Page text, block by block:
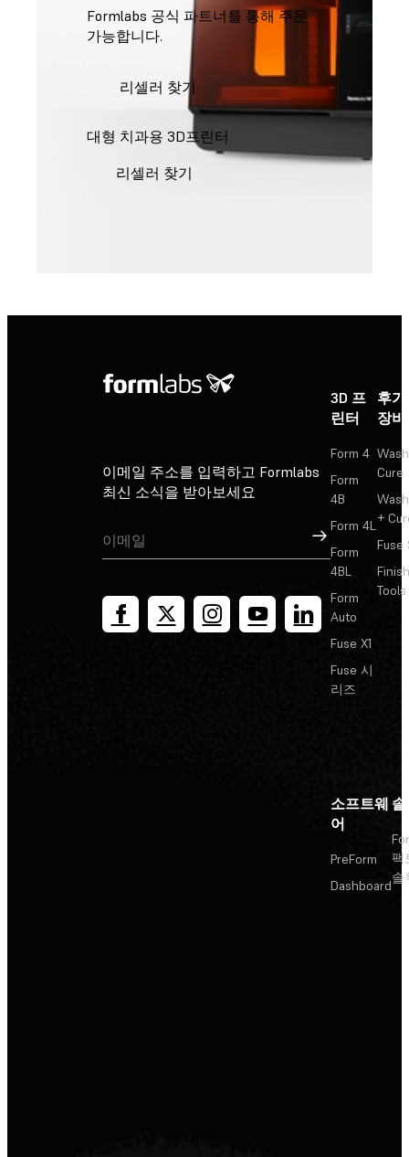
Formlabs 공식 파트너를 통해 주문
가능합니다.
리셀러 찾기
대형 치과용 3D프린터
리셀러 찾기
이메일 주소를 입력하고 Formlabs
최신 소식을 받아보세요
가입
3D 프
린터
Form 4
Form
4B
Form 4L
Form
4BL
Form
Auto
Fuse X1
Fuse 시
리즈
후
장비
Cure
+
Fuse
Tools
소프트웨
어
PreForm
Dashboard
팩
솔